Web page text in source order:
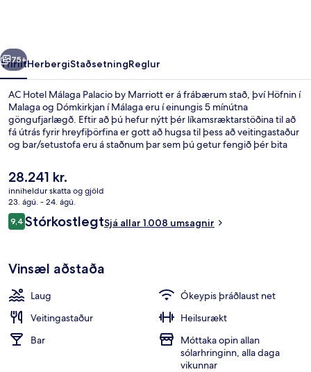
Næsta
75+
YfirlitHerbergiStaðsetningReglur
AC Hotel Málaga Palacio by Marriott er á frábærum stað, því Höfnin í
Malaga og Dómkirkjan í Málaga eru í einungis 5 mínútna
göngufjarlægð. Eftir að þú hefur nýtt þér líkamsræktarstöðina til að
fá útrás fyrir hreyfiþörfina er gott að hugsa til þess að veitingastaður
og bar/setustofa eru á staðnum þar sem þú getur fengið þér bita
vandláta eru útilaug og verönd. Ferðamenn sem hafa dvalið á
staðnum hafa verið mjög ánægðir en meðal þess sem þeir nefna
sem sérstaka kosti eru hjálpsamt starfsfólk og góð staðsetning. Það
er ekki langt að fara til að komast í almenningssamgöngur: La Marina
lestarstöðin er í 2 mínútna göngufjarlægð og La Malagueta
lestarstöðin í 10 mínútna.
Núverandi
verð
er
28.241 kr.
28.241 kr.
inniheldur skatta og gjöld
23. ágú. - 24. ágú.
Umsagnir
9,49,4 af 10
StórkostlegtSjá allar 1.008 umsagnir
Vinsæl aðstaða
Laug
Ókeypis þráðlaust net
Veitingastaður
Heilsurækt
Bar
Móttaka opin allan
sólarhringinn, alla daga
vikunnar